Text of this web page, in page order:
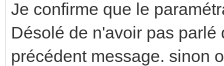
Je confirme que le
Désolé de n'avoir pas
précédent message. sinon